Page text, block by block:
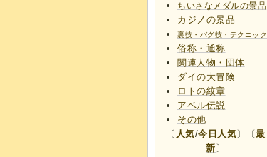
ちいさなメダルの景品
カジノの景品
裏技・バグ技・テクニック
俗称・通称
関連人物・団体
ダイの大冒険
ロトの紋章
アベル伝説
その他
〔 人気/今日人気〕〔最
新 〕